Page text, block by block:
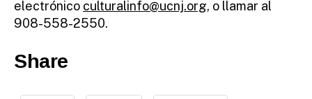
electrónico culturalinfo@ucnj.org, o llamar al
908-558-2550.
Share